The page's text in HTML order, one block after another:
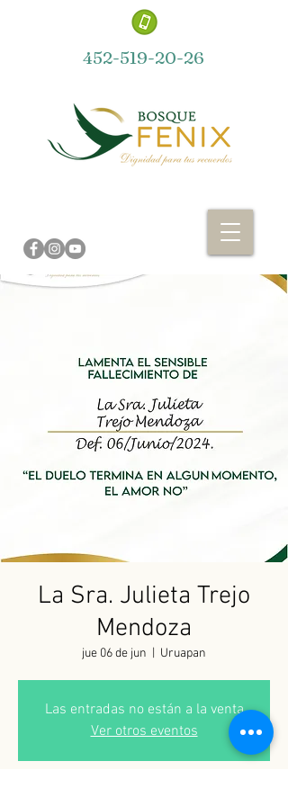
452-519-20-26
La Sra. Julieta Trejo
Mendoza
jue 06 de jun Uruapan
Las entradas no están a la venta
Ver otros eventos